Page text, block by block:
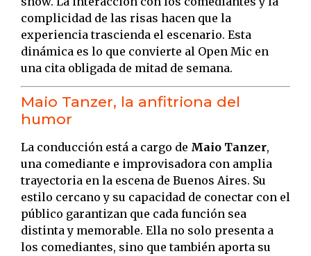
complicidad de las risas hacen que la
experiencia trascienda el escenario. Esta
dinámica es lo que convierte al Open Mic en
una cita obligada de mitad de semana.
Maio Tanzer, la anfitriona del
humor
La conducción está a cargo de Maio Tanzer,
una comediante e improvisadora con amplia
trayectoria en la escena de Buenos Aires. Su
estilo cercano y su capacidad de conectar con el
público garantizan que cada función sea
distinta y memorable. Ella no solo presenta a
los comediantes, sino que también aporta su